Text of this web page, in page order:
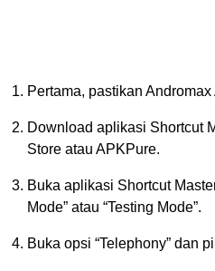
Pertama, pastikan
Download aplikasi Shortcut
Store atau APKPure.
Buka aplikasi Shortcut
Mode” atau “Testing Mode”.
Buka opsi “Telephony” dan